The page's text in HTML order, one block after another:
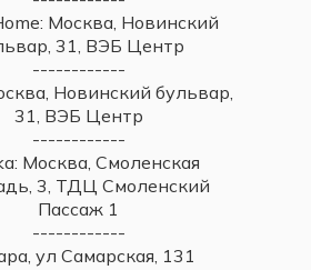
Москва, Новинский
31, ВЭБ Центр
------------
Новинский бульвар,
31, ВЭБ Центр
------------
Москва, Смоленская
3, ТДЦ Смоленский
Пассаж 1
------------
ул Самарская, 131